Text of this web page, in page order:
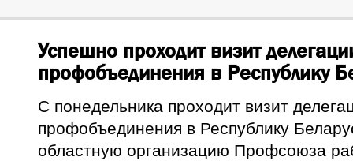
Успешно проходит визит
профобъединения в Республику
С понедельника проходит визит
профобъединения в Республику
областную организацию Профсоюза